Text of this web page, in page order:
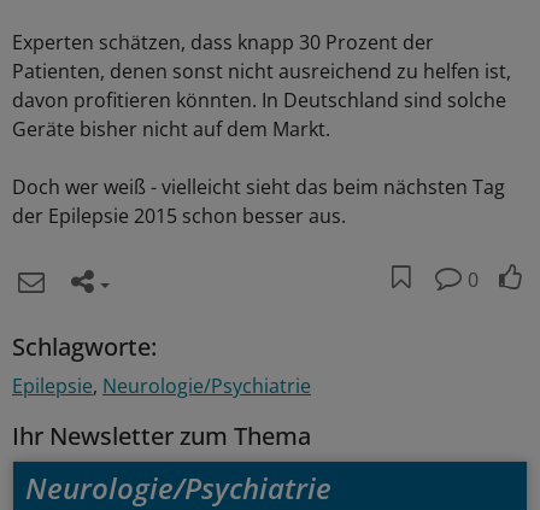
Experten schätzen, dass knapp 30 Prozent der
Patienten, denen sonst nicht ausreichend zu helfen ist,
davon profitieren könnten. In Deutschland sind solche
Geräte bisher nicht auf dem Markt.
Doch wer weiß - vielleicht sieht das beim nächsten Tag
der Epilepsie 2015 schon besser aus.
0
Schlagworte:
Epilepsie Neurologie/Psychiatrie
Ihr Newsletter zum Thema
Neurologie/Psychiatrie